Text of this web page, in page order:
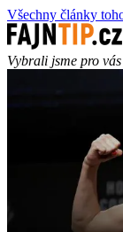
Všechny články
Vybrali jsme pro vás